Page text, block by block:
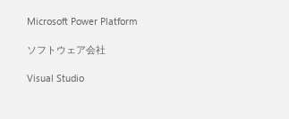
Microsoft Power Platform
ソフトウェア会社
Visual Studio